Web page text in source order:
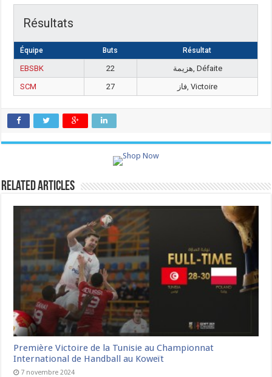
Résultats
Équipe Buts Résultat
EBSBK 22
هزيمة, Défaite
SCM
27 فاز, Victoire
Related Articles
Première Victoire de la Tunisie au Championnat
International de Handball au Koweït
7 novembre 2024